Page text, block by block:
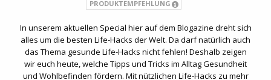
PRODUKTEMPFEHLUNG
In unserem aktuellen Special hier auf dem Blogazine dreht sich
alles um die besten Life-Hacks der Welt. Da darf natürlich auch
das Thema gesunde Life-Hacks nicht fehlen! Deshalb zeigen
wir euch heute, welche Tipps und Tricks im Alltag Gesundheit
und Wohlbefinden fördern. Mit nützlichen Life-Hacks zu mehr